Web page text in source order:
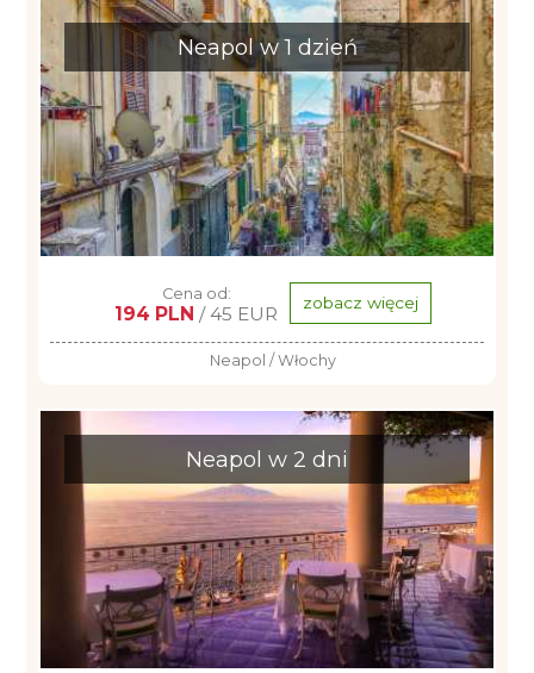
Neapol w 1 dzień
Cena od:
194 PLN / 45 EUR zobacz więcej
Neapol / Włochy
Neapol w 2 dni